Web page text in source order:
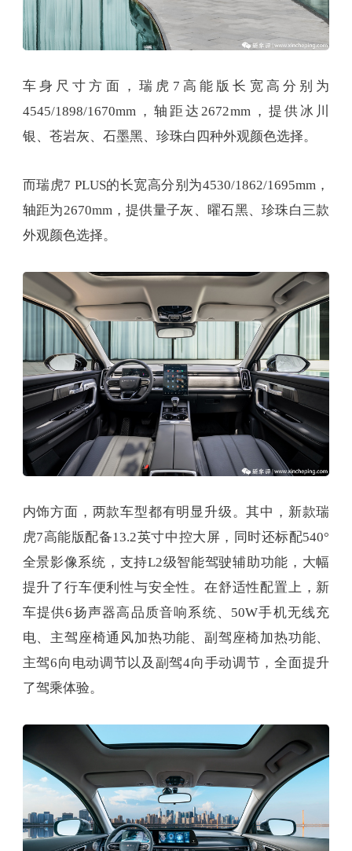
车身尺寸方面，瑞虎7高能版长宽高分别为
4545/1898/1670mm，轴距达2672mm，提供冰川
银、苍岩灰、石墨黑、珍珠白四种外观颜色选择。
而瑞虎7 PLUS的长宽高分别为4530/1862/1695mm，
轴距为2670mm，提供量子灰、曜石黑、珍珠白三款
外观颜色选择。
内饰方面，两款车型都有明显升级。其中，新款瑞
虎7高能版配备13.2英寸中控大屏，同时还标配540°
全景影像系统，支持L2级智能驾驶辅助功能，大幅
提升了行车便利性与安全性。在舒适性配置上，新
车提供6扬声器高品质音响系统、50W手机无线充
电、主驾座椅通风加热功能、副驾座椅加热功能、
主驾6向电动调节以及副驾4向手动调节，全面提升
了驾乘体验。